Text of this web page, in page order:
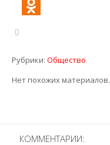
VK
Рубрики: Общество
Нет похожих материалов.
КОММЕНТАРИИ: